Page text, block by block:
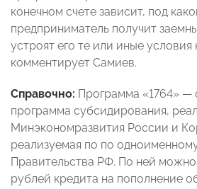
конечном счете зависит, под
предприниматель получит
устроят его те или иные
комментирует Самиев.
Справочно: Программа «1764» —
программа субсидирования,
Минэкономразвития России и
реализуемая по по
Правительства РФ. По ней
рублей кредита на пополнение